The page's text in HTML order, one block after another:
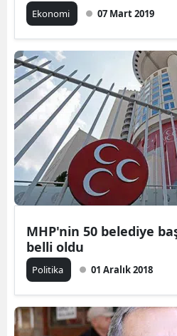
Ekonomi 07 Mart 2019
MHP'nin 50 belediye
belli oldu
Politika 01 Aralık 2018